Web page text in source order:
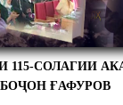
115-СОЛАГИИ
ҒАФУРОВ